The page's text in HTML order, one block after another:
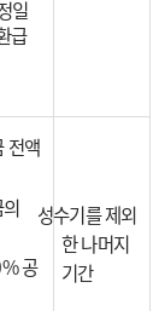
일
급
전액
공
성수기를 제외
한 나머지
기간